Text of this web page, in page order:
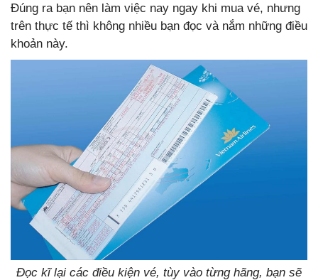
Đúng ra bạn nên làm việc nay ngay khi mua vé, nhưng
trên thực tế thì không nhiều bạn đọc và nắm những điều
khoản này.
Đọc kĩ lại các điều kiện vé, tùy vào từng hãng, bạn sẽ